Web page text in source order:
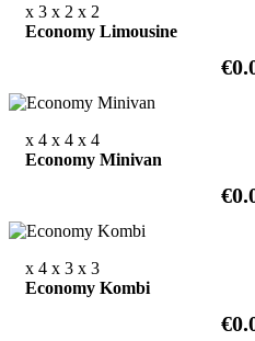
x 3 x 2 x 2
Economy Limousine
x 4 x 4 x 4
Economy Minivan
x 4 x 3 x 3
Economy Kombi